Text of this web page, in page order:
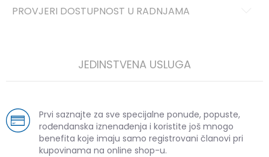
PROVJERI DOSTUPNOST U RADNJAMA
JEDINSTVENA USLUGA
Prvi saznajte za sve specijalne ponude, popuste,
rođendanska iznenađenja i koristite još mnogo
benefita koje imaju samo registrovani članovi pri
kupovinama na online shop-u.